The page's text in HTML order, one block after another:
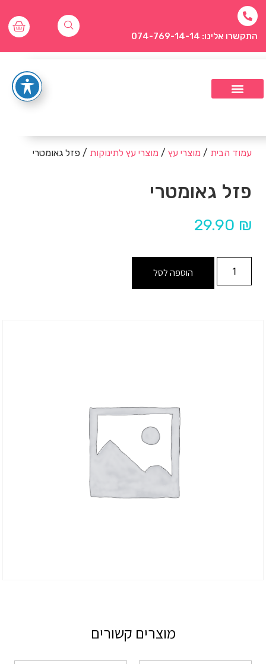
התקשרו אלינו: 074-769-14-14
עמוד הבית / מוצרי עץ / מוצרי עץ לתינוקות / פזל גאומטרי
פזל גאומטרי
29.90 ₪
הוספה לסל
מוצרים קשורים